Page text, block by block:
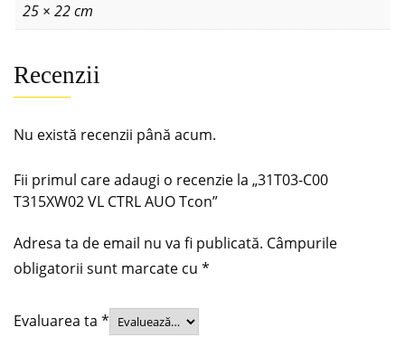
25 × 22 cm
Recenzii
Nu există recenzii până acum.
Fii primul care adaugi o recenzie la „31T03-C00
T315XW02 VL CTRL AUO Tcon”
Adresa ta de email nu va fi publicată. Câmpurile
obligatorii sunt marcate cu *
Evaluarea ta *